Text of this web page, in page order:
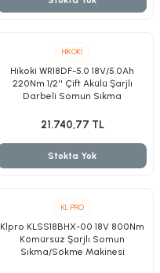
HİKOKİ
Hikoki WR18DF-5.0 18V/5.0Ah
220Nm 1/2'' Çift Akülü Şarjlı
Darbeli Somun Sıkma
21.740,77 TL
Stokta Yok
KL PRO
Klpro KLSS18BHX-00 18V 800Nm
Kömürsüz Şarjlı Somun
Sıkma/Sökme Makinesi